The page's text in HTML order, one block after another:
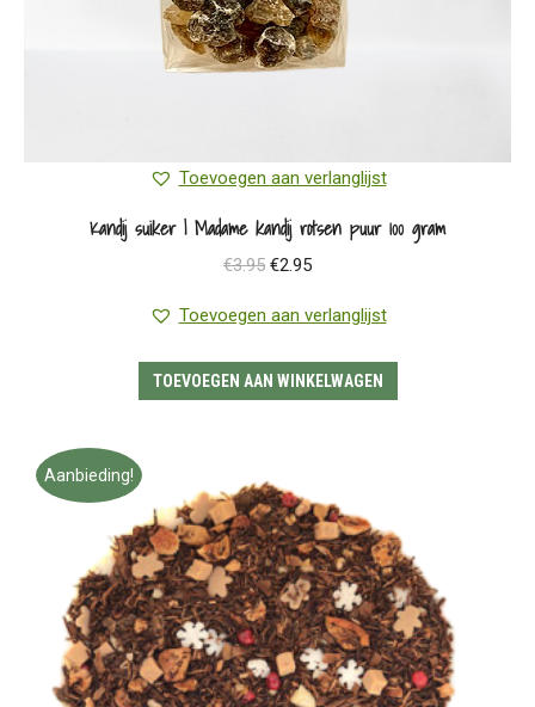
Toevoegen aan verlanglijst
Kandij suiker | Madame kandij rotsen puur 100 gram
€3.95 Oorspronkelijke
was:
€3.95.
€2.95Huidige
is:
€2.95.
Toevoegen aan verlanglijst
TOEVOEGEN AAN WINKELWAGEN
Aanbieding!